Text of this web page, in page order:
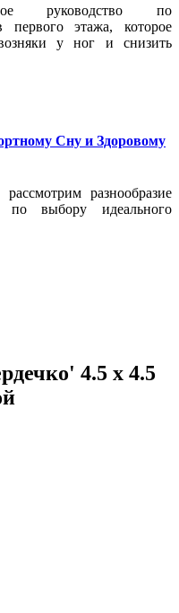
руководство по
первого этажа, которое
у ног и снизить
Сну и Здоровому
разнообразие
по выбору идеального
4.5 х 4.5